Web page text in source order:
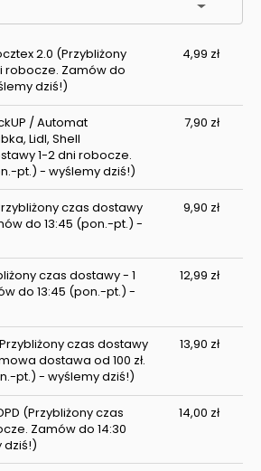
2.0 (Przybliżony
robocze. Zamów do
dziś!)
4,99 zł
/ Automat
Lidl, Shell
1-2 dni robocze.
pt.) - wyślemy dziś!)
7,90 zł
czas dostawy
do 13:45 (pon.-pt.) -
9,90 zł
czas dostawy - 1
do 13:45 (pon.-pt.) -
12,99 zł
czas dostawy
dostawa od 100 zł.
pt.) - wyślemy dziś!)
13,90 zł
(Przybliżony czas
Zamów do 14:30
dziś!)
14,00 zł